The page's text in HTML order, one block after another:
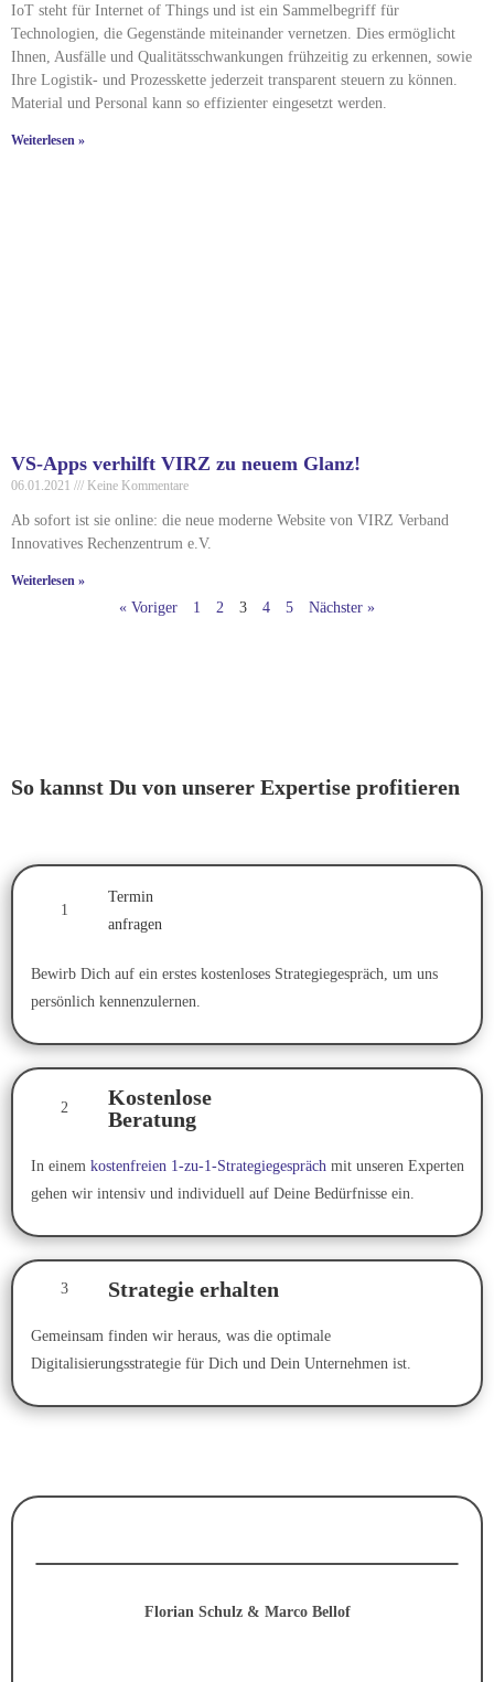
IoT steht für Internet of Things und ist ein Sammelbegriff für
Technologien, die Gegenstände miteinander vernetzen. Dies ermöglicht
Ihnen, Ausfälle und Qualitätsschwankungen frühzeitig zu erkennen, sowie
Ihre Logistik- und Prozesskette jederzeit transparent steuern zu können.
Material und Personal kann so effizienter eingesetzt werden.
Weiterlesen »
VS-Apps verhilft VIRZ zu neuem Glanz!​
06.01.2021 Keine Kommentare
Ab sofort ist sie online: die neue moderne Website von VIRZ Verband
Innovatives Rechenzentrum e.V.
Weiterlesen »
« Voriger 1 2 3 4 5 Nächster »
So kannst Du von unserer Expertise profitieren
1
Termin
anfragen
Bewirb Dich auf ein erstes kostenloses Strategiegespräch, um uns
persönlich kennenzulernen.
2
Kostenlose
Beratung
In einem kostenfreien 1-zu-1-Strategiegespräch mit unseren Experten
gehen wir intensiv und individuell auf Deine Bedürfnisse ein.
3 Strategie erhalten
Gemeinsam finden wir heraus, was die optimale
Digitalisierungsstrategie für Dich und Dein Unternehmen ist.
Florian Schulz & Marco Bellof